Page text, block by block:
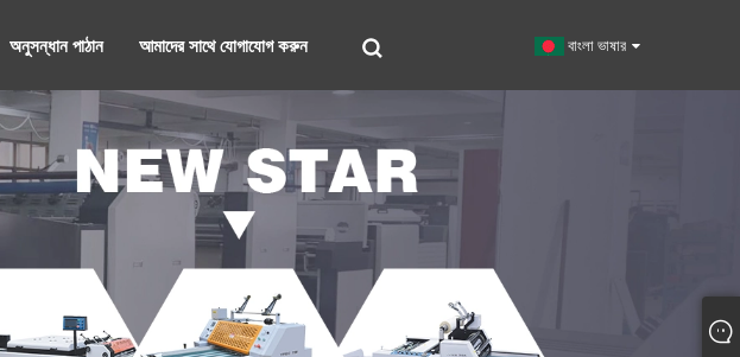
অনুসন্ধান পাঠান আমাদের সাথে যোগাযোগ করুন বাংলা ভাষার